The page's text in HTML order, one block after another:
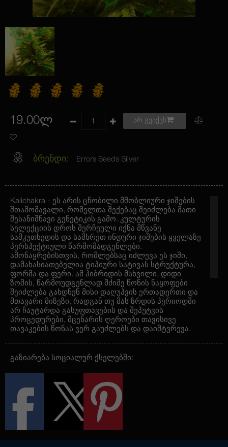
19.00ლ არ გვაქვს
ბრენდი: Errors Seeds Silver
Kalichakra - ეს არის ცნობილი მშობლიური ჯიშების
შთამომავალი, რომელთა შექებაც შეიძლება მათი
შესანიშნავი გენეტიკის გამო. კულტურის
სელექციის დროს შერჩეული იქნა მწვანე
სამკუთხედის და სამხრეთ ინდური ჯიშების ყველაზე
პერსპექტიული წარმომადგენლები.
ამონაყრებისთვის, რომლებსაც იძლევა ეს ჯიში,
დამახასიათებელია ტიპიური სატივას სტრუქტურა,
ფორმა და ფერი. ამ ჰიბრიდის მსხვილი, დიდი
ზომის, წარმოუდგენლად მძიმე წონის ნაყოფები
შეიძლება გახდნენ მისი დაღუპვის ერთადერთი და
მთავარი მიზეზი, რადგან თუ მას ზრდის პერიოდში
არ ჩაუტარდა გასუფთავების და შეპუტვის
პროცედურები, მცენარის ღეროები თავისივე
თავაკების წონას ვერ გაუძლებს და დაიმტვრევა.
მატონიზირებელი ეფექტი. ამ სასიამოვნო
და სასიცოცხლო ძალებით აგავსებთ. ჰიბრიდი
შესანიშნავად წევს განწყობას, განდევნის
დეპრესიას და მოგანიჭებთ უდარდელობის
შეგრძნებას, რომელსაც უზრუნველყოფს მისი
საოცარი სატივური ეფექტ. ეს სტრეინი არის
აქტიური დასვენების იდეალური ვარიანტი.
გაზიარება სოციალურ ქსელებში: